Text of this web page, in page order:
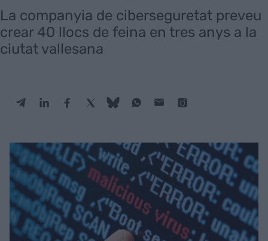
La companyia de ciberseguretat preveu
crear 40 llocs de feina en tres anys a la
ciutat vallesana